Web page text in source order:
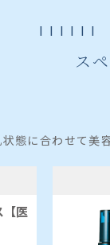
ス
態に合わせて美
【医